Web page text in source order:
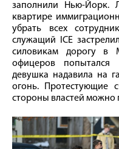
заполнили Нью-
квартире
убрать всех
служащий ICE
силовикам дорогу в
офицеров
девушка надавила на
огонь. Протестующие
стороны властей можно